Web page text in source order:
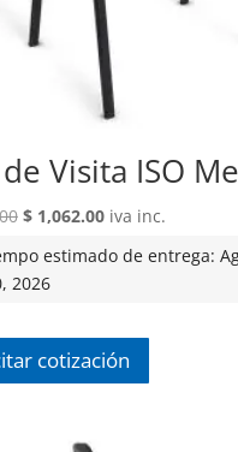
Visita ISO
El
original
era:
$1,062.00El
actual
iva inc.
estimado de entrega:
2026
cotización